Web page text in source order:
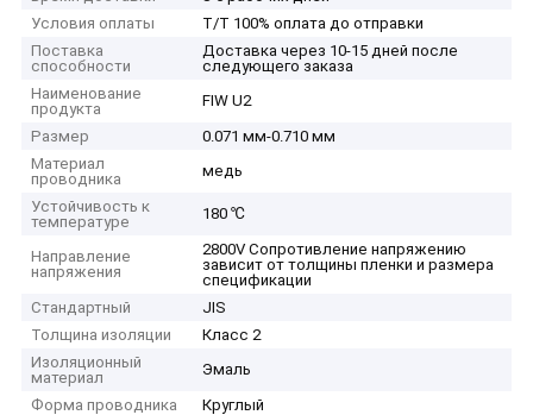
Условия оплаты
T/T 100% оплата до отправки
Поставка
способности
Доставка через 10-15 дней после
следующего заказа
Наименование
продукта
FIW U2
Размер
0.071 мм-0.710 мм
Материал
проводника
медь
Устойчивость к
температуре
180 ℃
Направление
напряжения
2800V Сопротивление напряжению
зависит от толщины пленки и размера
спецификации
Стандартный
JIS
Толщина изоляции
Класс 2
Изоляционный
материал
Эмаль
Форма проводника
Круглый